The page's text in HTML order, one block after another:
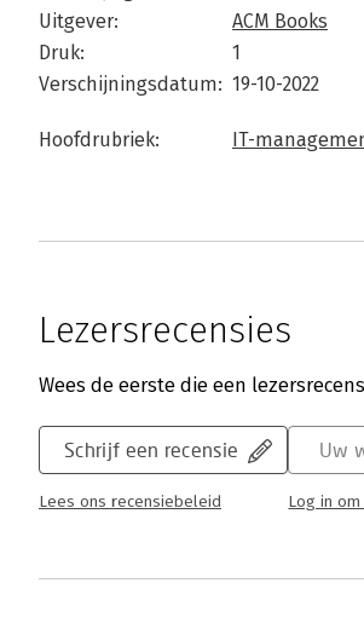
Uitgever:
ACM Books
Druk:
1
Verschijningsdatum: 19-10-2022
Hoofdrubriek: IT-
Lezersrecensies
Wees de eerste die een
Schrijf een recensie
Lees ons recensiebeleid
Uw
Log in